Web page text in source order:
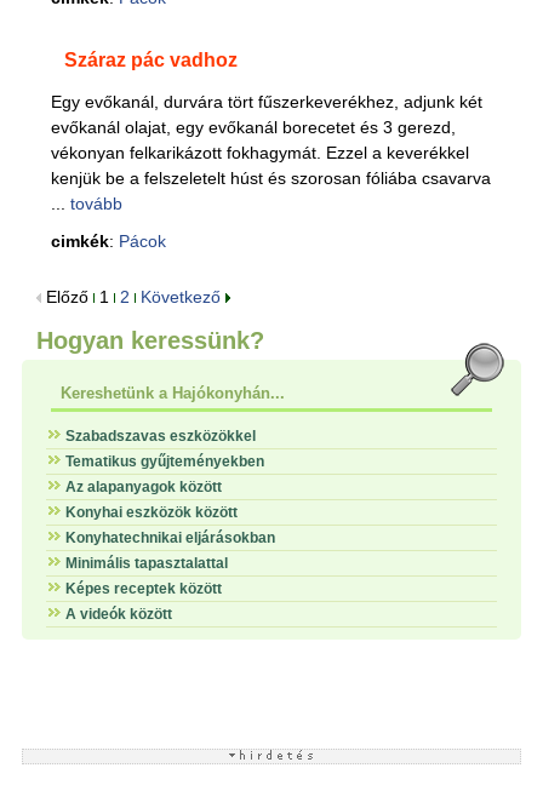
Száraz pác vadhoz
Egy evőkanál, durvára tört fűszerkeverékhez, adjunk két
evőkanál olajat, egy evőkanál borecetet és 3 gerezd,
vékonyan felkarikázott fokhagymát. Ezzel a keverékkel
kenjük be a felszeletelt húst és szorosan fóliába csavarva
tovább
cimkék: Pácok
Előző 1 2 Következő
Hogyan keressünk?
Kereshetünk a Hajókonyhán...
Szabadszavas eszközökkel
Tematikus gyűjteményekben
Az alapanyagok között
Konyhai eszközök között
Konyhatechnikai eljárásokban
Minimális tapasztalattal
Képes receptek között
A videók között